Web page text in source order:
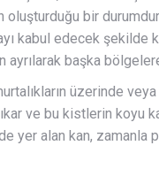
bir
kabul edecek şekilde
ayrılarak başka
üzerinde
ve bu kistlerin koyu
yer alan kan, zamanla